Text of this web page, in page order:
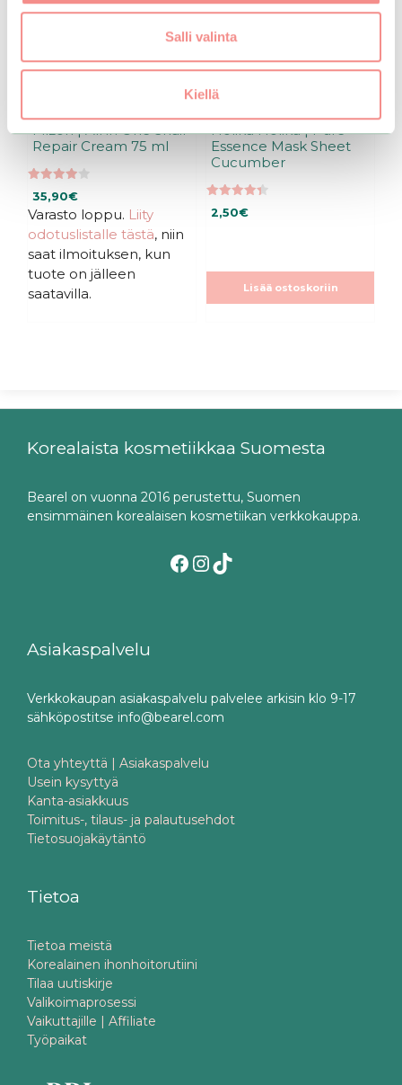
Salli valinta
Kiellä
Mizon | All in One Snail
Repair Cream 75 ml
3.94
5:stä
35,90€
Varasto loppu. Liity
odotuslistalle tästä, niin
saat ilmoituksen, kun
tuote on jälleen
saatavilla.
Holika Holika | Pure
Essence Mask Sheet
Cucumber
4.37
5:stä
2,50€
Lisää ostoskoriin
Korealaista kosmetiikkaa Suomesta
Bearel on vuonna 2016 perustettu, Suomen
ensimmäinen korealaisen kosmetiikan verkkokauppa.
Facebook
Instagram
TikTok
Asiakaspalvelu
Verkkokaupan asiakaspalvelu palvelee arkisin klo 9-17
sähköpostitse info@bearel.com
Ota yhteyttä | Asiakaspalvelu
Usein kysyttyä
Kanta-asiakkuus
Toimitus-, tilaus- ja palautusehdot
Tietosuojakäytäntö
Tietoa
Tietoa meistä
Korealainen ihonhoitorutiini
Tilaa uutiskirje
Valikoimaprosessi
Vaikuttajille | Affiliate
Työpaikat